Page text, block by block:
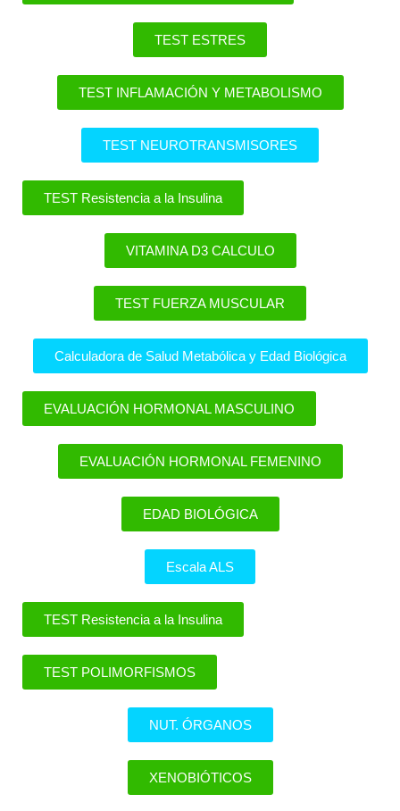
TEST ESTRES
TEST INFLAMACIÓN Y METABOLISMO
TEST NEUROTRANSMISORES
TEST Resistencia a la Insulina
VITAMINA D3 CALCULO
TEST FUERZA MUSCULAR
Calculadora de Salud Metabólica y Edad Biológica
EVALUACIÓN HORMONAL MASCULINO
EVALUACIÓN HORMONAL FEMENINO
EDAD BIOLÓGICA
Escala ALS
TEST Resistencia a la Insulina
TEST POLIMORFISMOS
NUT. ÓRGANOS
XENOBIÓTICOS